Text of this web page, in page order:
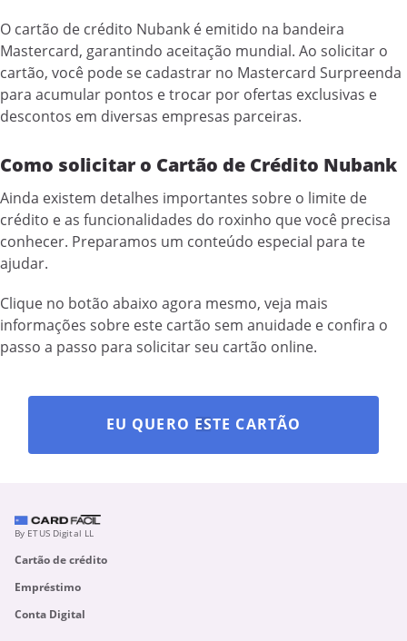
O cartão de crédito Nubank é emitido na bandeira
Mastercard, garantindo aceitação mundial. Ao solicitar o
cartão, você pode se cadastrar no Mastercard Surpreenda
para acumular pontos e trocar por ofertas exclusivas e
descontos em diversas empresas parceiras.
Como solicitar o Cartão de Crédito Nubank
Ainda existem detalhes importantes sobre o limite de
crédito e as funcionalidades do roxinho que você precisa
conhecer. Preparamos um conteúdo especial para te
ajudar.
Clique no botão abaixo agora mesmo, veja mais
informações sobre este cartão sem anuidade e confira o
passo a passo para solicitar seu cartão online.
EU QUERO ESTE CARTÃO
By ETUS Digital LL
Cartão de crédito
Empréstimo
Conta Digital